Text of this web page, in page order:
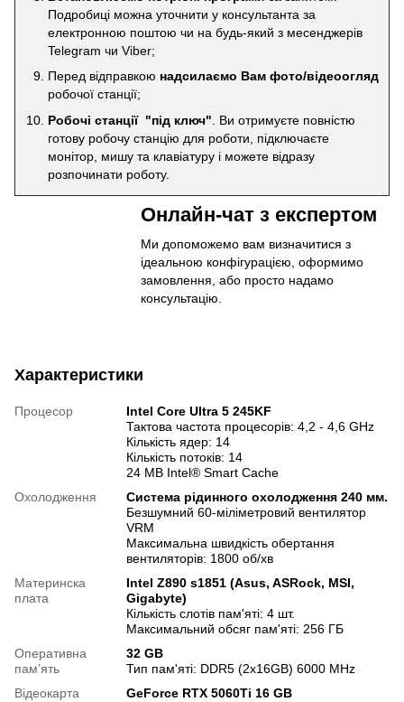
Подробиці можна уточнити у консультанта за
електронною поштою чи на будь-який з месенджерів
Telegram чи Viber;
Перед відправкою надсилаємо Вам фото/відеоогляд
робочої станції;
Робочі станції "під ключ" . Ви отримуєте повністю
готову робочу станцію для роботи, підключаєте
монітор, мишу та клавіатуру і можете відразу
розпочинати роботу.
Онлайн-чат з експертом
Ми допоможемо вам визначитися з
ідеальною конфігурацією, оформимо
замовлення, або просто надамо
консультацію.
Характеристики
Процесор
Intel Core Ultra 5 245KF
Тактова частота процесорів: 4,2 - 4,6 GHz
Кількість ядер: 14
Кількість потоків: 14
24 MB Intel® Smart Cache
Охолодження
Система рідинного охолодження 240 мм.
Безшумний 60-міліметровий вентилятор
VRM
Максимальна швидкість обертання
вентиляторів: 1800 об/хв
Материнска
плата
Intel Z890 s1851 (Asus, ASRock, MSI,
Gigabyte)
Кількість слотів пам'яті: 4 шт.
Максимальний обсяг пам'яті: 256 ГБ
Оперативна
памʼять
32 GB
Тип пам'яті: DDR5 (2x16GB) 6000 MHz
Відеокарта
GeForce RTX 5060Ti 16 GB